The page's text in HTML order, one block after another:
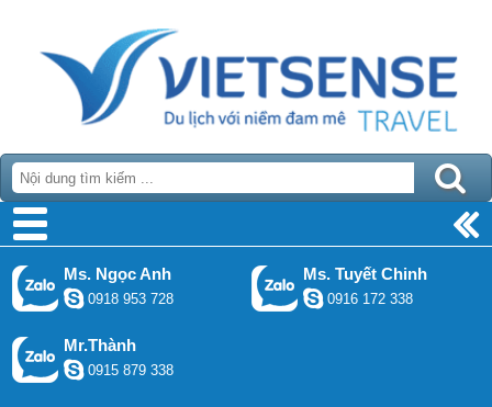
Ms. Ngọc Anh
0918 953 728
Ms. Tuyết Chinh
0916 172 338
Mr.Thành
0915 879 338